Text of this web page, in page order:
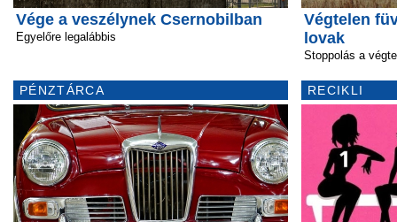
Vége a veszélynek Csernobilban
Egyelőre legalábbis
PÉNZTÁRCA
Végtelen
lovak
Stoppolás a
RECIKLI